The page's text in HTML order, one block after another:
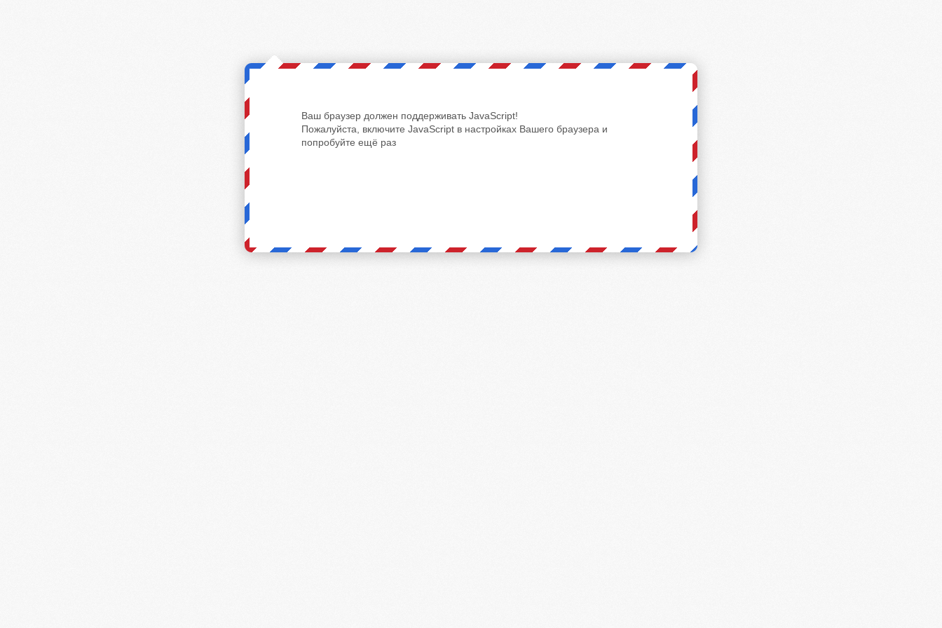
Ваш браузер должен поддерживать JavaScript!
Пожалуйста, включите JavaScript в настройках Вашего браузера и
попробуйте ещё раз